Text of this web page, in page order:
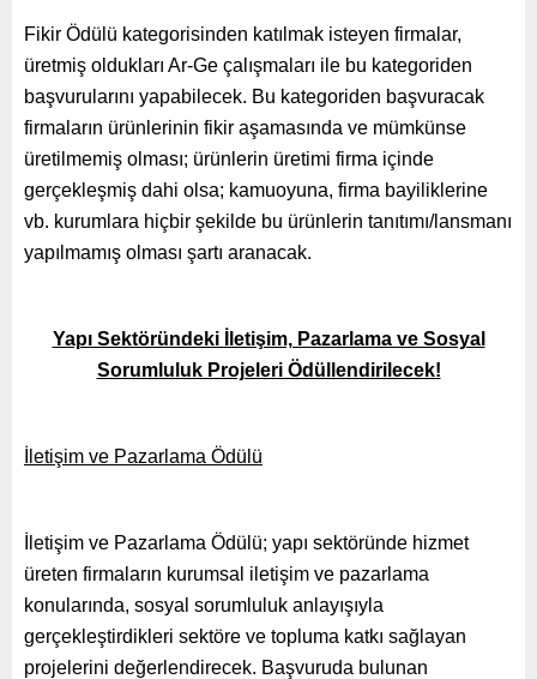
Fikir Ödülü kategorisinden katılmak isteyen firmalar,
üretmiş oldukları Ar-Ge çalışmaları ile bu kategoriden
başvurularını yapabilecek. Bu kategoriden başvuracak
firmaların ürünlerinin fikir aşamasında ve mümkünse
üretilmemiş olması; ürünlerin üretimi firma içinde
gerçekleşmiş dahi olsa; kamuoyuna, firma bayiliklerine
vb. kurumlara hiçbir şekilde bu ürünlerin tanıtımı/lansmanı
yapılmamış olması şartı aranacak.
Yapı Sektöründeki İletişim, Pazarlama ve Sosyal
Sorumluluk Projeleri Ödüllendirilecek!
İletişim ve Pazarlama Ödülü
İletişim ve Pazarlama Ödülü; yapı sektöründe hizmet
üreten firmaların kurumsal iletişim ve pazarlama
konularında, sosyal sorumluluk anlayışıyla
gerçekleştirdikleri sektöre ve topluma katkı sağlayan
projelerini değerlendirecek. Başvuruda bulunan